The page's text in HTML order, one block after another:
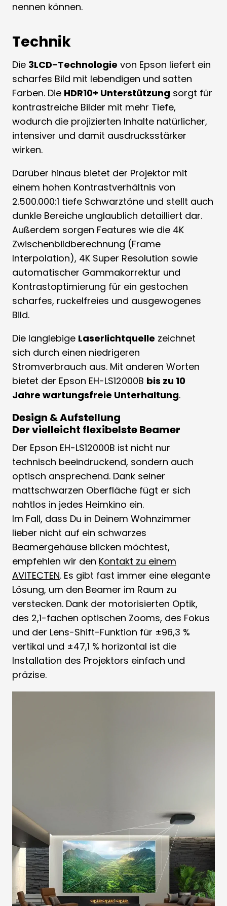
nennen können.
Technik
Die 3LCD-Technologie von Epson liefert ein
scharfes Bild mit lebendigen und satten
Farben. Die HDR10+ Unterstützung sorgt für
kontrastreiche Bilder mit mehr Tiefe,
wodurch die projizierten Inhalte natürlicher,
intensiver und damit ausdrucksstärker
wirken.
Darüber hinaus bietet der Projektor mit
einem hohen Kontrastverhältnis von
2.500.000:1 tiefe Schwarztöne und stellt auch
dunkle Bereiche unglaublich detailliert dar.
Außerdem sorgen Features wie die 4K
Zwischenbildberechnung (Frame
Interpolation), 4K Super Resolution sowie
automatischer Gammakorrektur und
Kontrastoptimierung für ein gestochen
scharfes, ruckelfreies und ausgewogenes
Bild.
Die langlebige Laserlichtquelle zeichnet
sich durch einen niedrigeren
Stromverbrauch aus. Mit anderen Worten
bietet der Epson EH-LS12000B bis zu 10
Jahre wartungsfreie Unterhaltung.
Design & Aufstellung
Der vielleicht flexibelste Beamer
Der Epson EH-LS12000B ist nicht nur
technisch beeindruckend, sondern auch
optisch ansprechend. Dank seiner
mattschwarzen Oberfläche fügt er sich
nahtlos in jedes Heimkino ein.
Im Fall, dass Du in Deinem Wohnzimmer
lieber nicht auf ein schwarzes
Beamergehäuse blicken möchtest,
empfehlen wir den Kontakt zu einem
AVITECTEN. Es gibt fast immer eine elegante
Lösung, um den Beamer im Raum zu
verstecken. Dank der motorisierten Optik,
des 2,1-fachen optischen Zooms, des Fokus
und der Lens-Shift-Funktion für ±96,3 %
vertikal und ±47,1 % horizontal ist die
Installation des Projektors einfach und
präzise.